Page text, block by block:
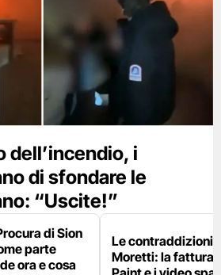
dell’incendio, i
di sfondare le
“Uscite!”
di Sion
parte
ora e cosa
Le contraddizioni
Moretti: la fattura